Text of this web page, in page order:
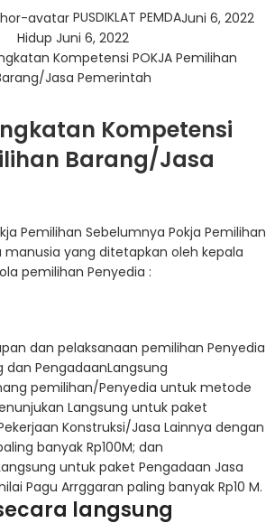
PUSDIKLAT PEMDAJuni 6, 2022
Hidup Juni 6, 2022
Kompetensi
Barang/Jasa
Pemilihan Sebelumnya Pokja Pemilihan
manusia yang ditetapkan oleh kepala
pemilihan Penyedia :
dan pelaksanaan pemilihan Penyedia
dan PengadaanLangsung
pemilihan/Penyedia untuk metode
Langsung untuk paket
Konstruksi/Jasa Lainnya dengan
banyak Rp100M; dan
untuk paket Pengadaan Jasa
Pagu Arrggaran paling banyak Rp10 M.
langsung